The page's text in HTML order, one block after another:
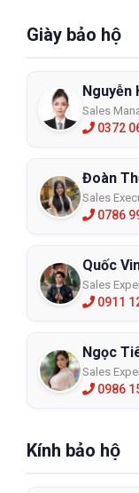
Giày bảo hộ
Nguyễn
Sales
0372
Đoàn
Sales
0786
Quốc
Sales
0911
Ngọc
Sales
0986
Kính bảo hộ